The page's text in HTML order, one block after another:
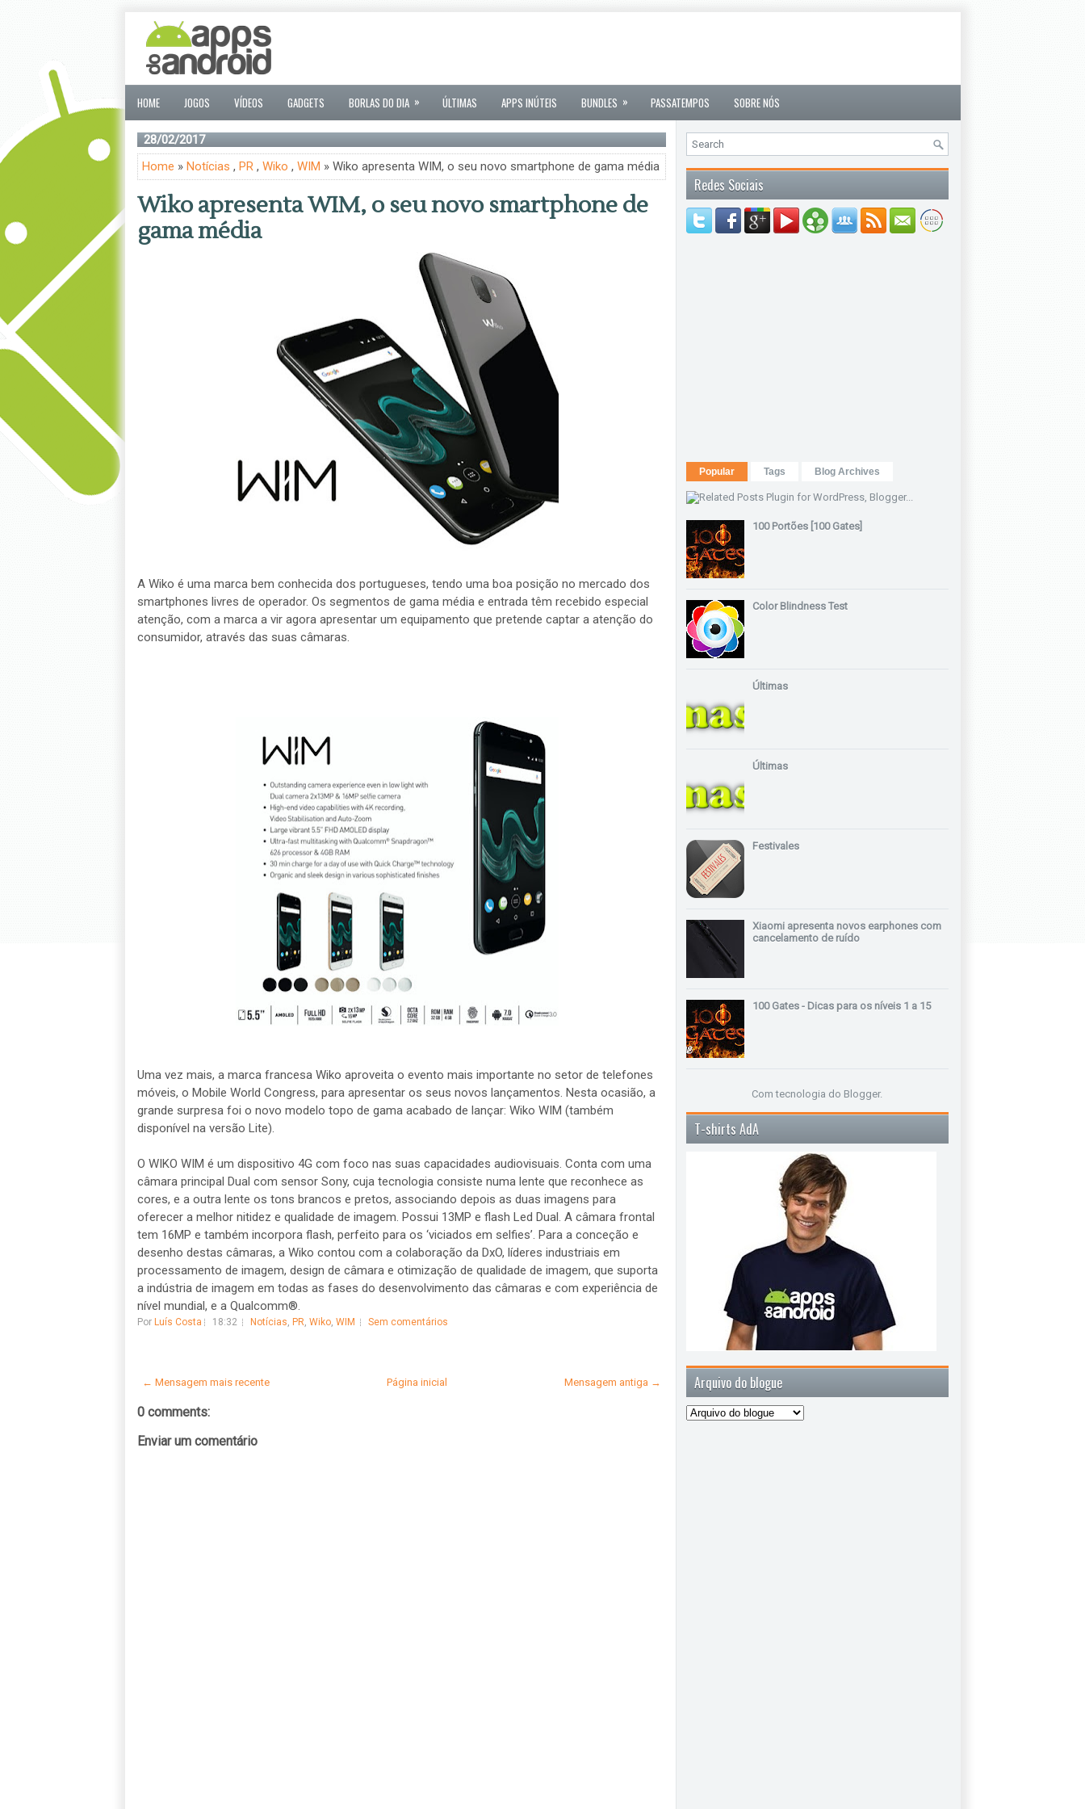
HOME JOGOS VÍDEOS GADGETS BORLAS DO DIA » ÚLTIMAS APPS INÚTEIS BUNDLES » PASSATEMPOS SOBRE NÓS
28/02/2017
Home » Notícias , PR, Wiko , WIM » Wiko apresenta WIM, o seu novo smartphone de gama média
Wiko apresenta WIM, o seu novo smartphone de
gama média
A Wiko é uma marca bem conhecida dos portugueses, tendo uma boa posição no mercado dos
smartphones livres de operador. Os segmentos de gama média e entrada têm recebido especial
atenção, com a marca a vir agora apresentar um equipamento que pretende captar a atenção do
consumidor, através das suas câmaras.
Uma vez mais, a marca francesa Wiko aproveita o evento mais importante no setor de telefones
móveis, o Mobile World Congress, para apresentar os seus novos lançamentos. Nesta ocasião, a
grande surpresa foi o novo modelo topo de gama acabado de lançar: Wiko WIM (também
disponível na versão Lite).
O WIKO WIM é um dispositivo 4G com foco nas suas capacidades audiovisuais. Conta com uma
câmara principal Dual com sensor Sony, cuja tecnologia consiste numa lente que reconhece as
cores, e a outra lente os tons brancos e pretos, associando depois as duas imagens para
oferecer a melhor nitidez e qualidade de imagem. Possui 13MP e flash Led Dual. A câmara frontal
tem 16MP e também incorpora flash, perfeito para os ‘viciados em selfies’. Para a conceção e
desenho destas câmaras, a Wiko contou com a colaboração da DxO, líderes industriais em
processamento de imagem, design de câmara e otimização de qualidade de imagem, que suporta
a indústria de imagem em todas as fases do desenvolvimento das câmaras e com experiência de
nível mundial, e a Qualcomm®.
Por Luís Costa 18:32 Notícias, PR, Wiko, WIM Sem comentários
← Mensagem mais recente Mensagem antiga →
Página inicial
0 comments:
Enviar um comentário
Redes Sociais
Popular Tags Blog Archives
100 Portões [100 Gates]
Color Blindness Test
Últimas
Últimas
Festivales
Xiaomi apresenta novos earphones com
cancelamento de ruído
100 Gates - Dicas para os níveis 1 a 15
Com tecnologia do Blogger.
T-shirts AdA
Arquivo do blogue